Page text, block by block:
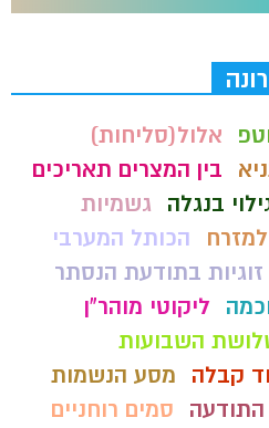
אלול(סליחות)
בין המצרים תאריכים
בנגלה
גשמיות
הכותל המערבי
זוגיות בתודעת הנסתר
ליקוטי מוהר"ן
השבועות
קבלה
מסע הנשמות
התודעה
סמים רוחניים